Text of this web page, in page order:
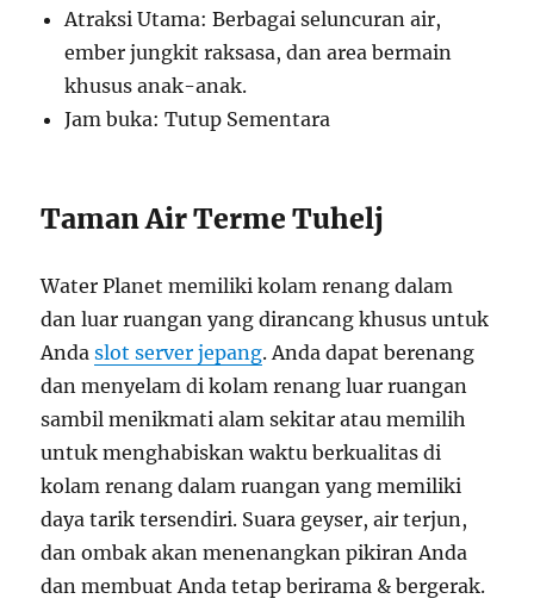
Atraksi Utama: Berbagai seluncuran air,
ember jungkit raksasa, dan area bermain
khusus anak-anak.
Jam buka: Tutup Sementara
Taman Air Terme Tuhelj
Water Planet memiliki kolam renang dalam
dan luar ruangan yang dirancang khusus untuk
Andaslot server jepang. Anda dapat berenang
dan menyelam di kolam renang luar ruangan
sambil menikmati alam sekitar atau memilih
untuk menghabiskan waktu berkualitas di
kolam renang dalam ruangan yang memiliki
daya tarik tersendiri. Suara geyser, air terjun,
dan ombak akan menenangkan pikiran Anda
dan membuat Anda tetap berirama & bergerak.